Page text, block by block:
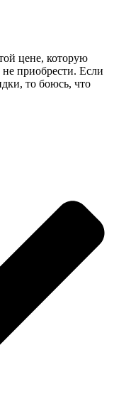
цене, которую
не приобрести. Если
то боюсь, что